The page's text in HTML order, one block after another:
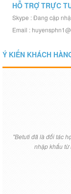
HỖ TRỢ TRỰC
Skype : Đang cập
Email :
Ý KIẾN KHÁCH
"Betuti đã là đối tác
nhập khẩu từ